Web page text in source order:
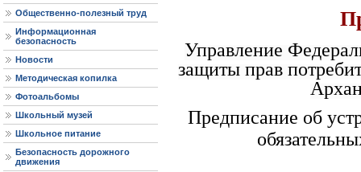
Общественно-полезный труд
Информационная
безопасность
Новости
Методическая копилка
Фотоальбомы
Школьный музей
Школьное питание
Безопасность дорожного
движения
Управление
защитыправ
Предписание об